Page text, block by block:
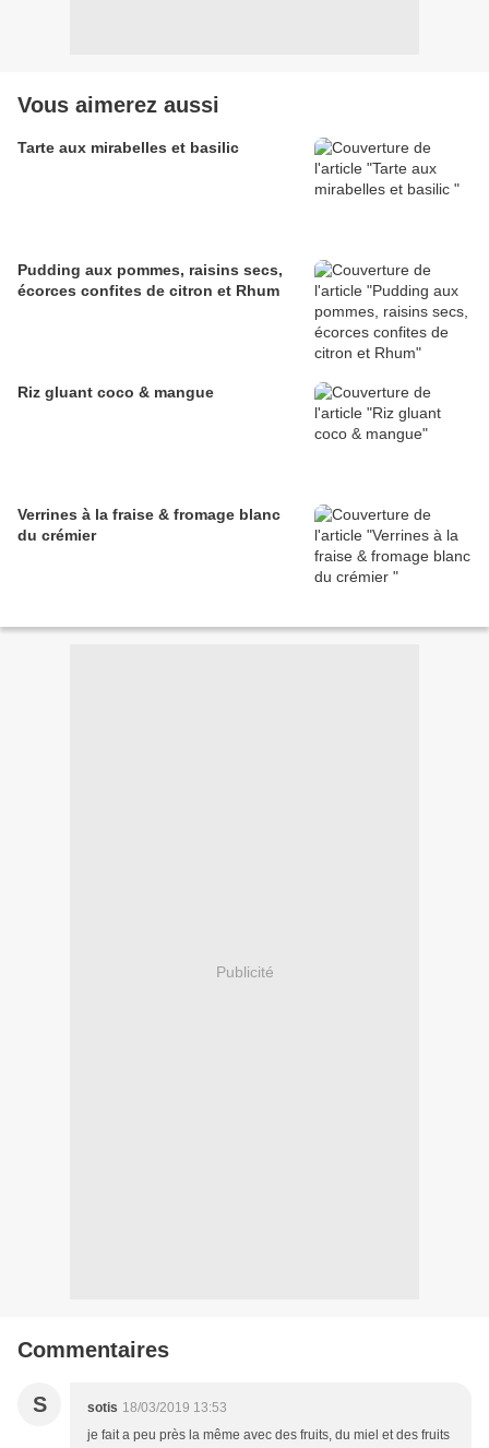
Vous aimerez aussi
Tarte aux mirabelles et basilic
Pudding aux pommes, raisins secs,
écorces confites de citron et Rhum
Riz gluant coco & mangue
Verrines à la fraise & fromage blanc
du crémier
Publicité
Commentaires
S sotis 18/03/2019 13:53
je fait a peu près la même avec des fruits, du miel et des fruits